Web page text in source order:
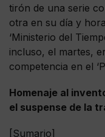
tirón de una serie
otra en su día y
‘Ministerio del
incluso, el martes,
competencia en el
Homenaje al
el suspense de la
[Sumario]